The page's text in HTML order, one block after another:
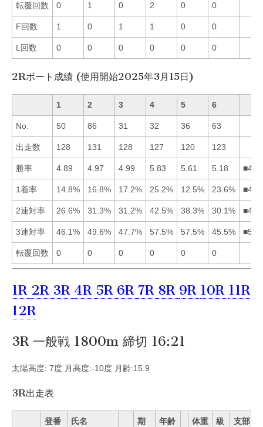
転覆回数 0 1 0 2 0 0
F回数 1 0 1 1 0 0
L回数 0 0 0 0 0 0
2Rボート成績 (使用開始2025年3月15日)
1 2 3 4 5 6
No. 50 86 31 32 36 63
出走数 128 131 128 127 120 123
勝率 4.89 4.97 4.99 5.83 5.61 5.18
1着率 14.8% 16.8% 17.2% 25.2% 12.5% 23.6%
2連対率 26.6% 31.3% 31.2% 42.5% 38.3% 30.1%
3連対率 46.1% 49.6% 47.7% 57.5% 57.5% 45.5%
転覆回数 0 0 0 0 0 0
1R 2R 3R 4R 5R 6R 7R 8R 9R 10R 11R
12R
3R 一般戦 1800m 締切 16:21
太陽高度: 7度 月高度:-10度 月齢:15.9
3R出走表
登番 氏名 期 年齢 体重 級 支部